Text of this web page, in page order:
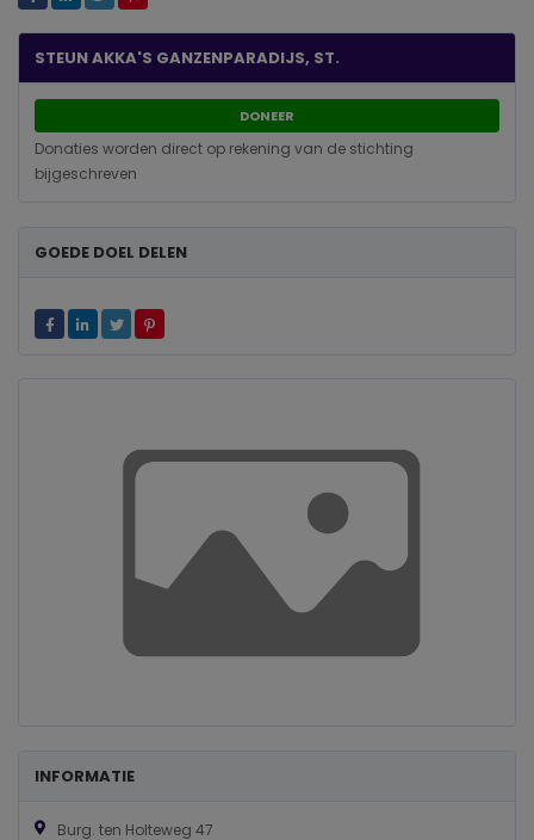
STEUN AKKA'S GANZENPARADIJS, ST.
DONEER
Donaties worden direct op rekening van de stichting
bijgeschreven
GOEDE DOEL DELEN
INFORMATIE
Burg. ten Holteweg 47